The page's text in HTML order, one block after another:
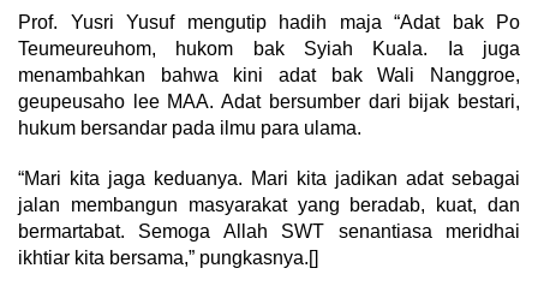
Prof. Yusri Yusuf mengutip hadih maja “Adat bak Po
Teumeureuhom, hukom bak Syiah Kuala. Ia juga
menambahkan bahwa kini adat bak Wali Nanggroe,
geupeusaho lee MAA. Adat bersumber dari bijak bestari,
hukum bersandar pada ilmu para ulama.
“Mari kita jaga keduanya. Mari kita jadikan adat sebagai
jalan membangun masyarakat yang beradab, kuat, dan
bermartabat. Semoga Allah SWT senantiasa meridhai
ikhtiar kita bersama,” pungkasnya.[]